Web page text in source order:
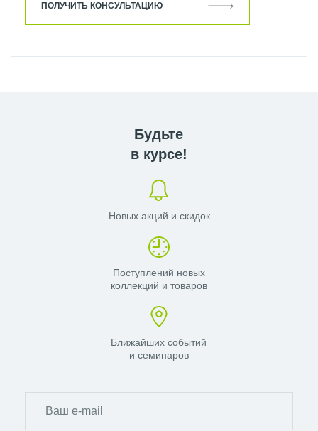
ПОЛУЧИТЬ КОНСУЛЬТАЦИЮ
Будьте
в курсе!
Новых акций и скидок
Поступлений новых
коллекций и товаров
Ближайших событий
и семинаров